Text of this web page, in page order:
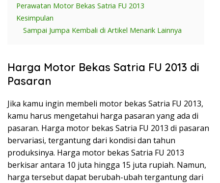
Perawatan Motor Bekas Satria FU 2013
Kesimpulan
Sampai Jumpa Kembali di Artikel Menarik Lainnya
Harga Motor Bekas Satria FU 2013 di
Pasaran
Jika kamu ingin membeli motor bekas Satria FU 2013,
kamu harus mengetahui harga pasaran yang ada di
pasaran. Harga motor bekas Satria FU 2013 di pasaran
bervariasi, tergantung dari kondisi dan tahun
produksinya. Harga motor bekas Satria FU 2013
berkisar antara 10 juta hingga 15 juta rupiah. Namun,
harga tersebut dapat berubah-ubah tergantung dari